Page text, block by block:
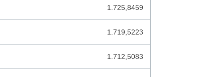
CFA_FRANK
1.725,8459
1.719,5223
1.712,5083